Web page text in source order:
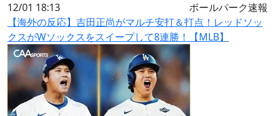
12/01 18:13
ボールパーク速報
【海外の反応】吉田正尚がマルチ安打＆打点！レッドソッ
クスがWソックスをスイープして8連勝！【MLB】